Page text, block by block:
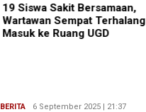
19 Siswa Sakit Bersamaan,
Wartawan Sempat Terhalang
Masuk ke Ruang UGD
BERITA Ryan
6 September 2025 | 21:37